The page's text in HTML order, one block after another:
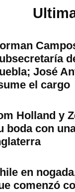
José
el cargo
Holland y
boda con
en
comenzó